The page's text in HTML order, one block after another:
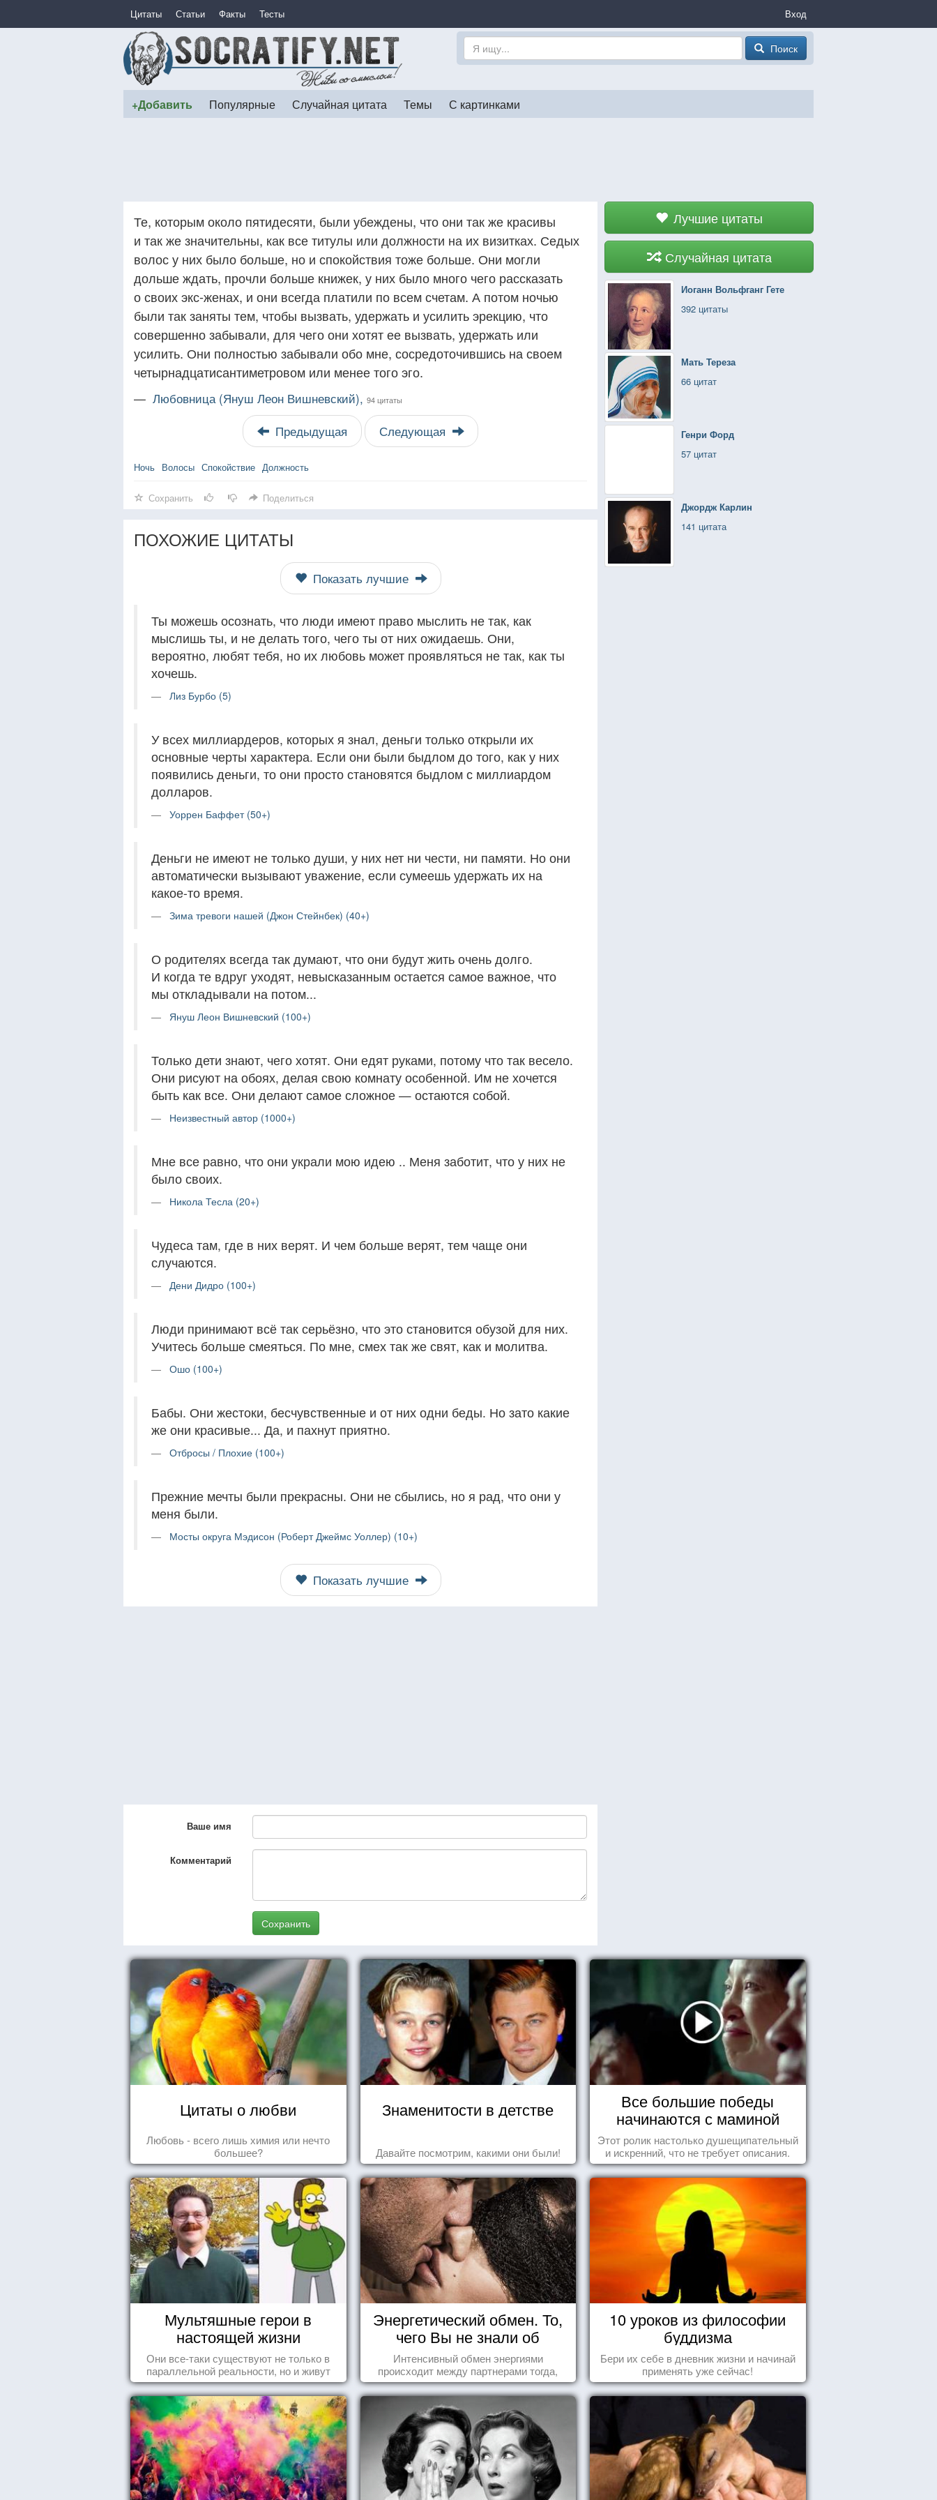
Цитаты Статьи Факты Тесты Вход
Поиск
+Добавить Популярные Случайная цитата Темы С картинками
Лучшие цитаты
Случайная цитата
Иоганн Вольфганг Гете
392 цитаты
Мать Тереза
66 цитат
Генри Форд
57 цитат
Джордж Карлин
141 цитата
Те, которым около пятидесяти, были убеждены, что они так же красивы
и так же значительны, как все титулы или должности на их визитках. Седых
волос у них было больше, но и спокойствия тоже больше. Они могли
дольше ждать, прочли больше книжек, у них было много чего рассказать
о своих экс-женах, и они всегда платили по всем счетам. А потом ночью
были так заняты тем, чтобы вызвать, удержать и усилить эрекцию, что
совершенно забывали, для чего они хотят ее вызвать, удержать или
усилить. Они полностью забывали обо мне, сосредоточившись на своем
четырнадцатисантиметровом или менее того эго.
— Любовница (Януш Леон Вишневский), 94 цитаты
Предыдущая Следующая
Ночь Волосы Спокойствие Должность
Сохранить Поделиться
ПОХОЖИЕ ЦИТАТЫ
Показать лучшие
Ты можешь осознать, что люди имеют право мыслить не так, как
мыслишь ты, и не делать того, чего ты от них ожидаешь. Они,
вероятно, любят тебя, но их любовь может проявляться не так, как ты
хочешь.
Лиз Бурбо (5)
У всех миллиардеров, которых я знал, деньги только открыли их
основные черты характера. Если они были быдлом до того, как у них
появились деньги, то они просто становятся быдлом с миллиардом
долларов.
Уоррен Баффет (50+)
Деньги не имеют не только души, у них нет ни чести, ни памяти. Но они
автоматически вызывают уважение, если сумеешь удержать их на
какое-то время.
Зима тревоги нашей (Джон Стейнбек) (40+)
О родителях всегда так думают, что они будут жить очень долго.
И когда те вдруг уходят, невысказанным остается самое важное, что
мы откладывали на потом...
Януш Леон Вишневский (100+)
Только дети знают, чего хотят. Они едят руками, потому что так весело.
Они рисуют на обоях, делая свою комнату особенной. Им не хочется
быть как все. Они делают самое сложное — остаются собой.
Неизвестный автор (1000+)
Мне все равно, что они украли мою идею .. Меня заботит, что у них не
было своих.
Никола Тесла (20+)
Чудеса там, где в них верят. И чем больше верят, тем чаще они
случаются.
Дени Дидро (100+)
Люди принимают всё так серьёзно, что это становится обузой для них.
Учитесь больше смеяться. По мне, смех так же свят, как и молитва.
Ошо (100+)
Бабы. Они жестоки, бесчувственные и от них одни беды. Но зато какие
же они красивые... Да, и пахнут приятно.
Отбросы / Плохие (100+)
Прежние мечты были прекрасны. Они не сбылись, но я рад, что они у
меня были.
Мосты округа Мэдисон (Роберт Джеймс Уоллер) (10+)
Показать лучшие
Ваше имя
Комментарий
Сохранить
Цитаты о любви
Любовь - всего лишь химия или нечто
большее?
Знаменитости в детстве
Давайте посмотрим, какими они были!
Все большие победы
начинаются с маминой
колыбели
Этот ролик настолько душещипательный
и искренний, что не требует описания.
Мультяшные герои в
настоящей жизни
Они все-таки существуют не только в
параллельной реальности, но и живут
среди нас с вами.
Энергетический обмен. То,
чего Вы не знали об
отношениях
Интенсивный обмен энергиями
происходит между партнерами тогда,
когда они испытывают симпатию друг к
другу...
10 уроков из философии
буддизма
Бери их себе в дневник жизни и начинай
применять уже сейчас!